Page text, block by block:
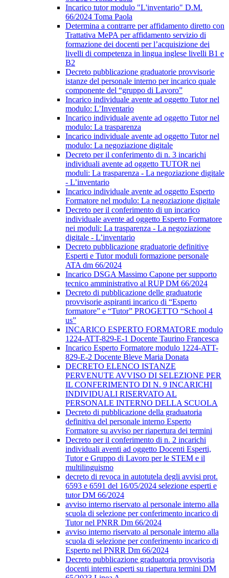
Incarico tutor modulo "L'inventario" D.M.
66/2024 Toma Paola
Determina a contrarre per affidamento diretto con
Trattativa MePA per affidamento servizio di
formazione dei docenti per l’acquisizione dei
livelli di competenza in lingua inglese livelli B1 e
B2
Decreto pubblicazione graduatorie provvisorie
istanze del personale interno per incarico quale
componente del “gruppo di Lavoro”
Incarico individuale avente ad oggetto Tutor nel
modulo: L’Inventario
Incarico individuale avente ad oggetto Tutor nel
modulo: La trasparenza
Incarico individuale avente ad oggetto Tutor nel
modulo: La negoziazione digitale
Decreto per il conferimento di n. 3 incarichi
individuali avente ad oggetto TUTOR nei
moduli: La trasparenza - La negoziazione digitale
- L’inventario
Incarico individuale avente ad oggetto Esperto
Formatore nel modulo: La negoziazione digitale
Decreto per il conferimento di un incarico
individuale avente ad oggetto Esperto Formatore
nei moduli: La trasparenza - La negoziazione
digitale - L’inventario
Decreto pubblicazione graduatorie definitive
Esperti e Tutor moduli formazione personale
ATA dm 66/2024
Incarico DSGA Massimo Capone per supporto
tecnico amministrativo al RUP DM 66/2024
Decreto di pubblicazione delle graduatorie
provvisorie aspiranti incarico di “Esperto
formatore” e “Tutor” PROGETTO “School 4
us”
INCARICO ESPERTO FORMATORE modulo
1224-ATT-829-E-1 Docente Taurino Francesca
Incarico Esperto Formatore modulo 1224-ATT-
829-E-2 Docente Bleve Maria Donata
DECRETO ELENCO ISTANZE
PERVENUTE AVVISO DI SELEZIONE PER
IL CONFERIMENTO DI N. 9 INCARICHI
INDIVIDUALI RISERVATO AL
PERSONALE INTERNO DELLA SCUOLA
Decreto di pubblicazione della graduatoria
definitiva del personale interno Esperto
Formatore su avviso per riapertura dei termini
Decreto per il conferimento di n. 2 incarichi
individuali aventi ad oggetto Docenti Esperti,
Tutor e Gruppo di Lavoro per le STEM e il
multilinguismo
decreto di revoca in autotutela degli avvisi prot.
6593 e 6591 del 16/05/2024 selezione esperti e
tutor DM 66/2024
avviso interno riservato al personale interno alla
scuola di selezione per conferimento incarico di
Tutor nel PNRR Dm 66/2024
avviso interno riservato al personale interno alla
scuola di selezione per conferimento incarico di
Esperto nel PNRR Dm 66/2024
Decreto pubblicazione graduatoria provvisoria
docenti interni esperti su riapertura termini DM